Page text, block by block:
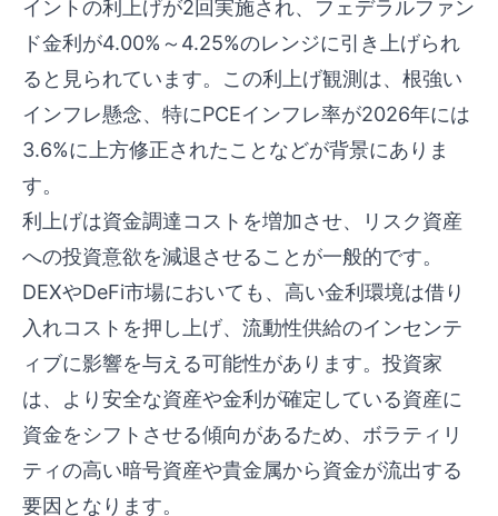
イントの利上げが2回実施され、フェデラルファン
ド金利が4.00%～4.25%のレンジに引き上げられ
ると見られています。この利上げ観測は、根強い
インフレ懸念、特にPCEインフレ率が2026年には
3.6%に上方修正されたことなどが背景にありま
す。
利上げは資金調達コストを増加させ、リスク資産
への投資意欲を減退させることが一般的です。
DEXやDeFi市場においても、高い金利環境は借り
入れコストを押し上げ、流動性供給のインセンテ
ィブに影響を与える可能性があります。投資家
は、より安全な資産や金利が確定している資産に
資金をシフトさせる傾向があるため、ボラティリ
ティの高い暗号資産や貴金属から資金が流出する
要因となります。